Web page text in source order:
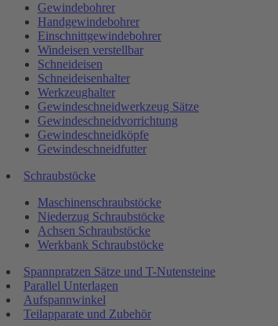
Gewindebohrer
Handgewindebohrer
Einschnittgewindebohrer
Windeisen verstellbar
Schneideisen
Schneideisenhalter
Werkzeughalter
Gewindeschneidwerkzeug Sätze
Gewindeschneidvorrichtung
Gewindeschneidköpfe
Gewindeschneidfutter
Schraubstöcke
Maschinenschraubstöcke
Niederzug Schraubstöcke
Achsen Schraubstöcke
Werkbank Schraubstöcke
Spannpratzen Sätze und T-Nutensteine
Parallel Unterlagen
Aufspannwinkel
Teilapparate und Zubehör